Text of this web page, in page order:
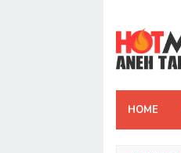
content
HOME